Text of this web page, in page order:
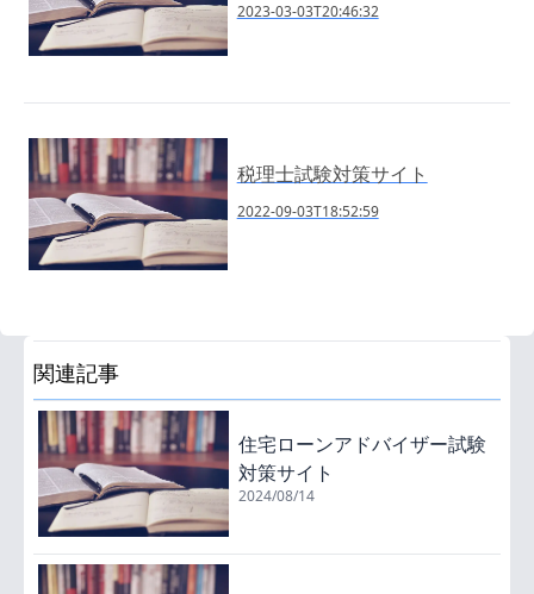
2023-03-03T20:46:32
税理士試験対策サイト
2022-09-03T18:52:59
関連記事
住宅ローンアドバイザー試験
対策サイト
2024/08/14